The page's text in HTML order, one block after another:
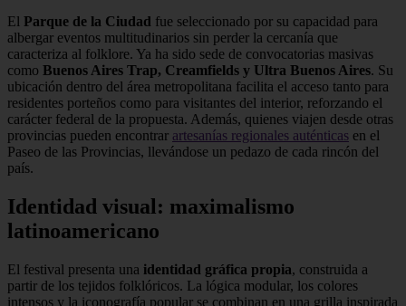
El Parque de la Ciudad fue seleccionado por su capacidad para
albergar eventos multitudinarios sin perder la cercanía que
caracteriza al folklore. Ya ha sido sede de convocatorias masivas
como Buenos Aires Trap, Creamfields y Ultra Buenos Aires. Su
ubicación dentro del área metropolitana facilita el acceso tanto para
residentes porteños como para visitantes del interior, reforzando el
carácter federal de la propuesta. Además, quienes viajen desde otras
provincias pueden encontrar artesanías regionales auténticas en el
Paseo de las Provincias, llevándose un pedazo de cada rincón del
país.
Identidad visual: maximalismo
latinoamericano
El festival presenta una identidad gráfica propia, construida a
partir de los tejidos folklóricos. La lógica modular, los colores
intensos y la iconografía popular se combinan en una grilla inspirada